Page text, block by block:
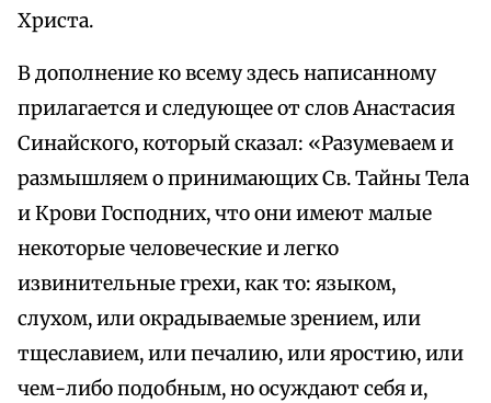
Христа.
В дополнение ко всему здесь написанному
прилагается и следующее от слов Анастасия
Синайского, который сказал: «Разумеваем и
размышляем о принимающих Св. Тайны Тела
и Крови Господних, что они имеют малые
некоторые человеческие и легко
извинительные грехи, как то: языком,
слухом, или окрадываемые зрением, или
тщеславием, или печалию, или яростию, или
чем-либо подобным, но осуждают себя и,